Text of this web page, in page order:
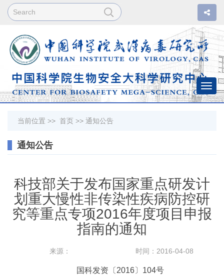
当前位置 >> 首页 >> 通知公告
通知公告
科技部关于发布国家重点研发计
划重大慢性非传染性疾病防控研
究等重点专项2016年度项目申报
指南的通知
来源： 时间：2016-04-08
国科发资〔2016〕104号